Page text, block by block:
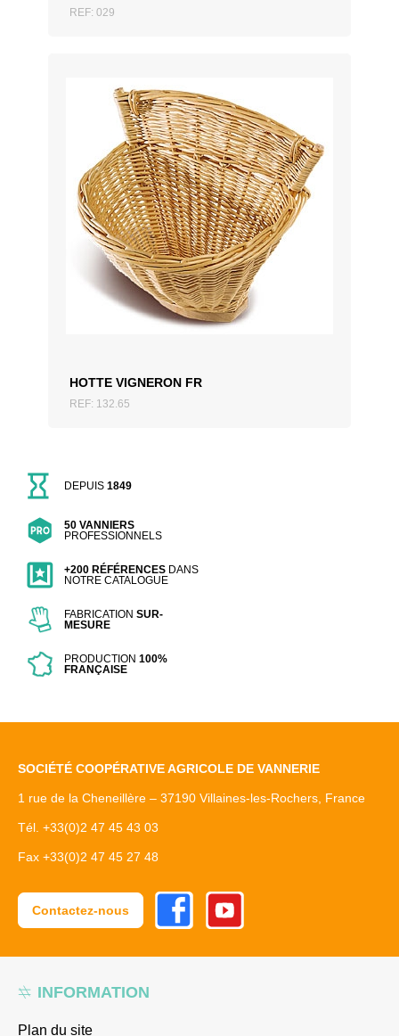
REF: 029
HOTTE VIGNERON FR
REF: 132.65
AJOUTER AU DEVIS
DEPUIS1849
50 VANNIERS
PROFESSIONNELS
+200 RÉFÉRENCES DANS
NOTRE CATALOGUE
FABRICATIONSUR-
MESURE
PRODUCTION100%
FRANÇAISE
INFORMATION
Plan du site
SOCIÉTÉ COOPÉRATIVE AGRICOLE DE VANNERIE
1 rue de la Cheneillère – 37190 Villaines-les-Rochers, France
Tél. +33(0)2 47 45 43 03
Fax +33(0)2 47 45 27 48
Contactez-nous
FacebookYoutube